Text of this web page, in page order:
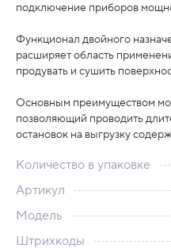
подключение приборов
Функционал двойного
расширяет область
продувать и сушить
Основным преимуществом
позволяющий проводить
остановок на выгрузку
Количество в упаковке
Артикул
Модель
Штрихкоды